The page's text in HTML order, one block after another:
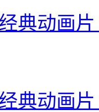
典动画
典动画